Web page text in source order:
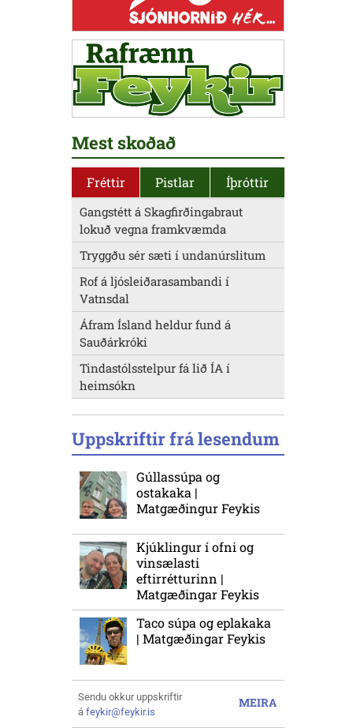
Mest skoðað
Fréttir Pistlar Íþróttir
Gangstétt á Skagfirðingabraut
lokuð vegna framkvæmda
Tryggðu sér sæti í undanúrslitum
Rof á ljósleiðarasambandi í
Vatnsdal
Áfram Ísland heldur fund á
Sauðárkróki
Tindastólsstelpur fá lið ÍA í
heimsókn
Uppskriftir frá lesendum
Gúllassúpa og
ostakaka |
Matgæðingur Feykis
Kjúklingur í ofni og
vinsælasti
eftirrétturinn |
Matgæðingar Feykis
Taco súpa og eplakaka
| Matgæðingar Feykis
MEIRA
Sendu okkur uppskriftir
á feykir@feykir.is